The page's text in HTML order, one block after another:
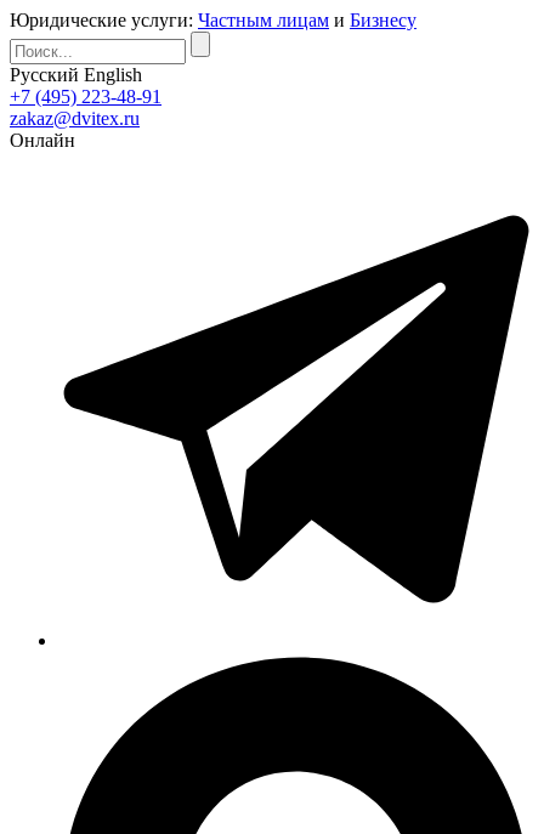
Юридические услуги: Частным лицам и Бизнесу
Русский English
+7 (495) 223-48-91
zakaz@dvitex.ru
Онлайн